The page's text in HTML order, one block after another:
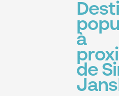
à
de